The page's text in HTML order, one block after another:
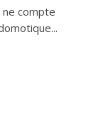
ne compte